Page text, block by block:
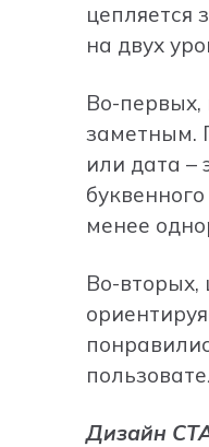
цепляется
на двух
Во-первых,
заметным.
или дата –
менее
Во-
Дизайн